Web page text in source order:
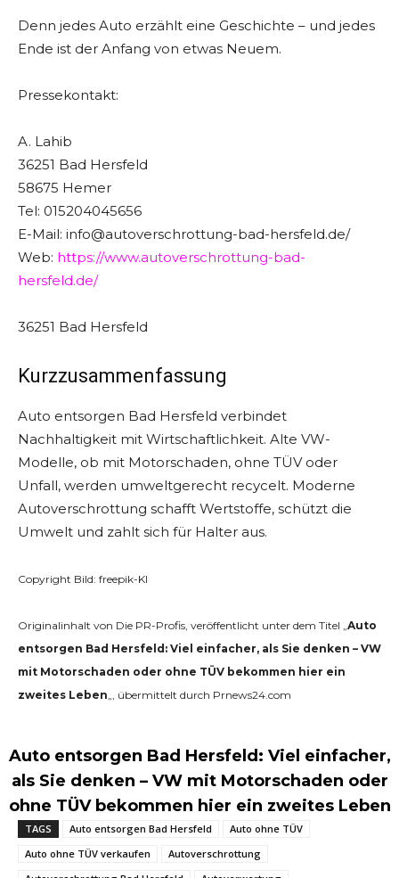
Denn jedes Auto erzählt eine Geschichte – und jedes
Ende ist der Anfang von etwas Neuem.
Pressekontakt:
A. Lahib
36251 Bad Hersfeld
58675 Hemer
Tel: 015204045656
E-Mail: info@autoverschrottung-bad-hersfeld.de/
Web: https://www.autoverschrottung-bad-
hersfeld.de/
36251 Bad Hersfeld
Kurzzusammenfassung
Auto entsorgen Bad Hersfeld verbindet
Nachhaltigkeit mit Wirtschaftlichkeit. Alte VW-
Modelle, ob mit Motorschaden, ohne TÜV oder
Unfall, werden umweltgerecht recycelt. Moderne
Autoverschrottung schafft Wertstoffe, schützt die
Umwelt und zahlt sich für Halter aus.
Copyright Bild: freepik-KI
Originalinhalt von Die PR-Profis, veröffentlicht unter dem Titel „Auto
entsorgen Bad Hersfeld: Viel einfacher, als Sie denken – VW
mit Motorschaden oder ohne TÜV bekommen hier ein
zweites Leben„, übermittelt durch Prnews24.com
Auto entsorgen Bad Hersfeld: Viel einfacher,
als Sie denken – VW mit Motorschaden oder
ohne TÜV bekommen hier ein zweites Leben
TAGS Auto entsorgen Bad Hersfeld
Auto ohne TÜV
Auto ohne TÜV verkaufen
Autoverschrottung